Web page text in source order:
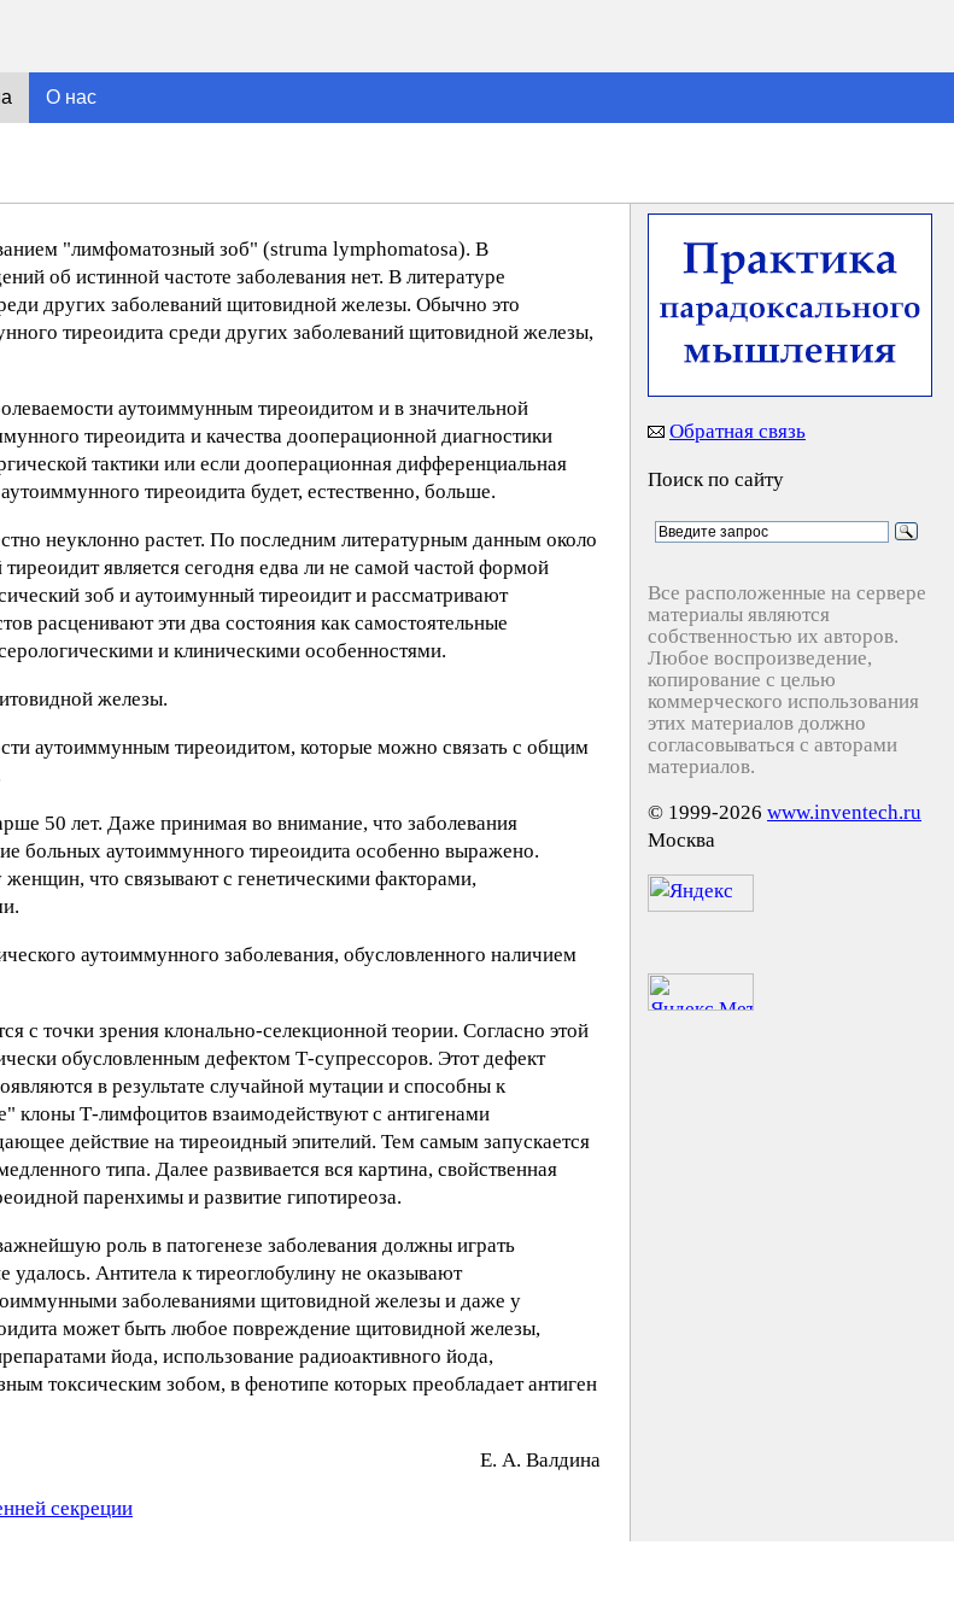
О нас
"лимфоматозный зоб" (struma lymphomatosa). В
об истинной частоте заболевания нет. В литературе
других заболеваний щитовидной железы. Обычно это
тиреоидита среди других заболеваний щитовидной железы,
аутоиммунным тиреоидитом и в значительной
тиреоидита и качества дооперационной диагностики
тактики или если дооперационная дифференциальная
тиреоидита будет, естественно, больше.
неуклонно растет. По последним литературным данным около
является сегодня едва ли не самой частой формой
зоб и аутоимунный тиреоидит и рассматривают
расценивают эти два состояния как самостоятельные
и клиническими особенностями.
железы.
аутоиммунным тиреоидитом, которые можно связать с общим
50 лет. Даже принимая во внимание, что заболевания
больных аутоиммунного тиреоидита особенно выражено.
что связывают с генетическими факторами,
аутоиммунного заболевания, обусловленного наличием
с точки зрения клонально-селекционной теории. Согласно этой
обусловленным дефектом Т-супрессоров. Этот дефект
в результате случайной мутации и способны к
клоны Т-лимфоцитов взаимодействуют с антигенами
действие на тиреоидный эпителий. Тем самым запускается
типа. Далее развивается вся картина, свойственная
паренхимы и развитие гипотиреоза.
роль в патогенезе заболевания должны играть
Антитела к тиреоглобулину не оказывают
заболеваниями щитовидной железы и даже у
может быть любое повреждение щитовидной железы,
йода, использование радиоактивного йода,
токсическим зобом, в фенотипе которых преобладает антиген
E. А. Вaлдинa
секреции
Обратная связь
Поиск по сайту
Все расположенные на сервере
материалы являются
собственностью их авторов.
Любое воспроизведение,
копирование с целью
коммерческого использования
этих материалов должно
согласовываться с авторами
материалов.
© 1999-2026 www.inventech.ru
Москва